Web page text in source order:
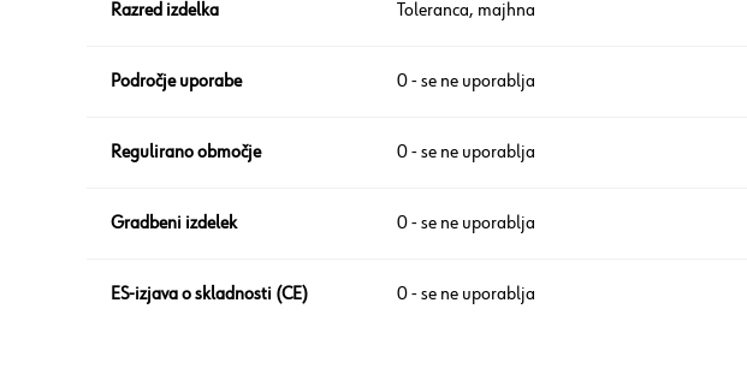
Razred izdelka Toleranca, majhna
Področje uporabe 0 - se ne uporablja
Regulirano območje 0 - se ne uporablja
Gradbeni izdelek 0 - se ne uporablja
ES-izjava o skladnosti (CE) 0 - se ne uporablja